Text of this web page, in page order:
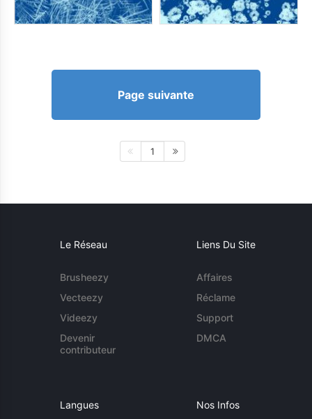
Page suivante
1
Le Réseau
Brusheezy
Vecteezy
Videezy
Devenir
contributeur
Liens Du Site
Affaires
Réclame
Support
DMCA
Langues Nos Infos